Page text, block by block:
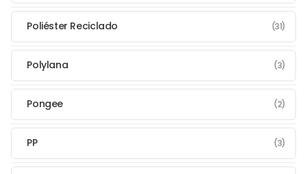
Poliéster Reciclado (31)
Polylana (3)
Pongee (2)
PP (3)